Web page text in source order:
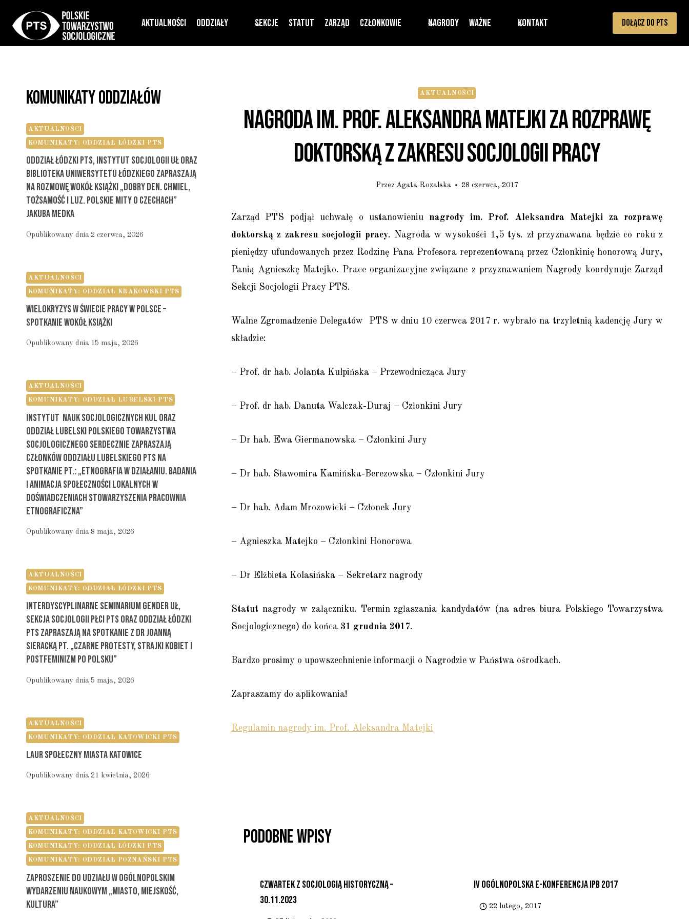
Aktualności Oddziały Sekcje Statut Zarząd Członkowie Nagrody Ważne Kontakt DOŁĄCZ DO PTS
AKTUALNOŚCI
Nagroda Im. Prof. Aleksandra Matejki Za Rozprawę
Doktorską Z Zakresu Socjologii Pracy
Przez Agata Rozalska 28 czerwca, 2017
Zarząd PTS podjął uchwałę o ustanowieniu nagrody im. Prof. Aleksandra Matejki za rozprawę
doktorską z zakresu socjologii pracy. Nagroda w wysokości 1,5 tys. zł przyznawana będzie co roku z
pieniędzy ufundowanych przez Rodzinę Pana Profesora reprezentowaną przez Członkinię honorową Jury,
Panią Agnieszkę Matejko. Prace organizacyjne związane z przyznawaniem Nagrody koordynuje Zarząd
Sekcji Socjologii Pracy PTS.
Walne Zgromadzenie Delegatów PTS w dniu 10 czerwca 2017 r. wybrało na trzyletnią kadencję Jury w
składzie:
– Prof. dr hab. Jolanta Kulpińska – Przewodnicząca Jury
– Prof. dr hab. Danuta Walczak-Duraj – Członkini Jury
– Dr hab. Ewa Giermanowska – Członkini Jury
– Dr hab. Sławomira Kamińska-Berezowska – Członkini Jury
– Dr hab. Adam Mrozowicki – Członek Jury
– Agnieszka Matejko – Członkini Honorowa
– Dr Elżbieta Kolasińska – Sekretarz nagrody
Statut nagrody w załączniku. Termin zgłaszania kandydatów (na adres biura Polskiego Towarzystwa
Socjologicznego) do końca 31 grudnia 2017.
Bardzo prosimy o upowszechnienie informacji o Nagrodzie w Państwa ośrodkach.
Zapraszamy do aplikowania!
Regulamin nagrody im. Prof. Aleksandra Matejki
Podobne Wpisy
Czwartek Z Socjologią Historyczną –
30.11.2023
IV Ogólnopolska E-Konferencja IPB 2017
22 lutego, 2017
Komunikaty Oddziałów
AKTUALNOŚCI
KOMUNIKATY: ODDZIAŁ ŁÓDZKI PTS
Oddział Łódzki PTS, Instytut Socjologii UŁ Oraz
Biblioteka Uniwersytetu Łódzkiego Zapraszają
Na Rozmowę Wokół Książki „Dobry Den. Chmiel,
Tożsamość I Luz. Polskie Mity O Czechach”
Jakuba Medka
Opublikowany dnia 2 czerwca, 2026
AKTUALNOŚCI
KOMUNIKATY: ODDZIAŁ KRAKOWSKI PTS
Wielokryzys W Świecie Pracy W Polsce –
Spotkanie Wokół Książki
Opublikowany dnia 15 maja, 2026
AKTUALNOŚCI
KOMUNIKATY: ODDZIAŁ LUBELSKI PTS
Instytut Nauk Socjologicznych KUL Oraz
Oddział Lubelski Polskiego Towarzystwa
Socjologicznego Serdecznie Zapraszają
Członków Oddziału Lubelskiego PTS Na
Spotkanie Pt.: „Etnografia W Działaniu. Badania
I Animacja Społeczności Lokalnych W
Doświadczeniach Stowarzyszenia Pracownia
Etnograficzna”
Opublikowany dnia 8 maja, 2026
AKTUALNOŚCI
KOMUNIKATY: ODDZIAŁ ŁÓDZKI PTS
Interdyscyplinarne Seminarium Gender UŁ,
Sekcja Socjologii Płci PTS Oraz Oddział Łódzki
PTS Zapraszają Na Spotkanie Z Dr Joanną
Sieracką Pt. „Czarne Protesty, Strajki Kobiet I
Postfeminizm Po Polsku”
Opublikowany dnia 5 maja, 2026
AKTUALNOŚCI
KOMUNIKATY: ODDZIAŁ KATOWICKI PTS
Laur Społeczny Miasta Katowice
Opublikowany dnia 21 kwietnia, 2026
AKTUALNOŚCI
KOMUNIKATY: ODDZIAŁ KATOWICKI PTS
KOMUNIKATY: ODDZIAŁ ŁÓDZKI PTS
KOMUNIKATY: ODDZIAŁ POZNAŃSKI PTS
Zaproszenie Do Udziału W Ogólnopolskim
Wydarzeniu Naukowym „Miasto, Miejskość,
Kultura”